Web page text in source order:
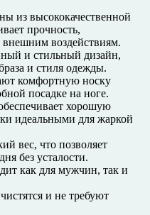
из высококачественной
прочность,
внешним воздействиям.
и стильный дизайн,
и стиля одежды.
комфортную носку
посадке на ноге.
хорошую
идеальными для жаркой
вес, что позволяет
без усталости.
как для мужчин, так и
и не требуют